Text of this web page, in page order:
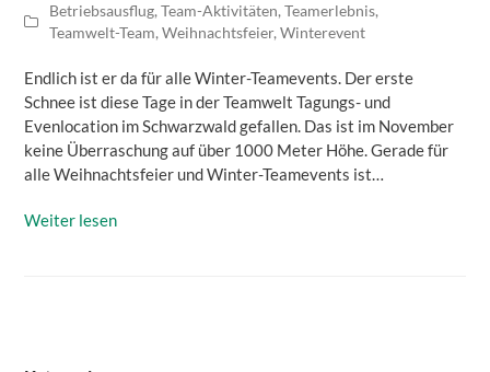
Betriebsausflug,Team-Aktivitäten,Teamerlebnis,
Teamwelt-Team,Weihnachtsfeier,Winterevent
Endlich ist er da für alle Winter-Teamevents. Der erste
Schnee ist diese Tage in der Teamwelt Tagungs- und
Evenlocation im Schwarzwald gefallen. Das ist im November
keine Überraschung auf über 1000 Meter Höhe. Gerade für
alle Weihnachtsfeier und Winter-Teamevents ist…
Weiter lesen